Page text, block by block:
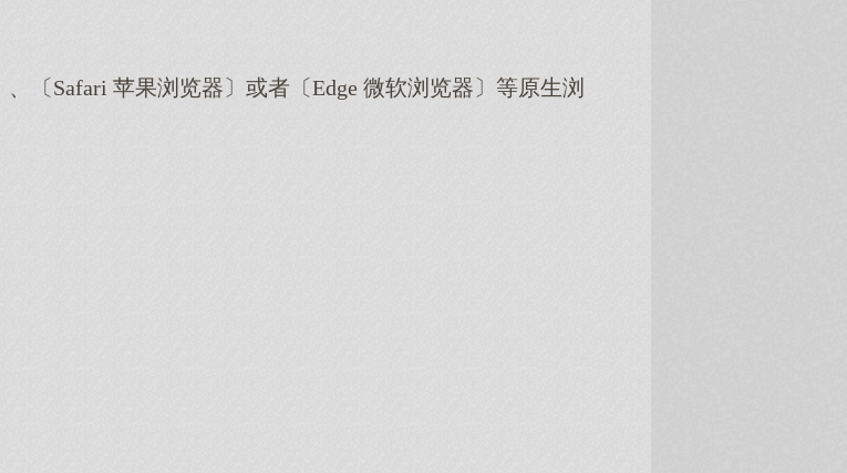
〔Safari 苹果浏览器〕或者〔Edge 微软浏览器〕等原生浏